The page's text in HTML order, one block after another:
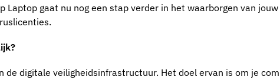
gaat nu nog een stap verder in het waarborgen van
digitale veiligheidsinfrastructuur. Het doel ervan is om je